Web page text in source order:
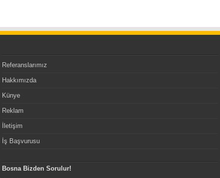
Referanslarımız
Hakkımızda
Künye
Reklam
İletişim
İş Başvurusu
Bosna Bizden Sorulur!